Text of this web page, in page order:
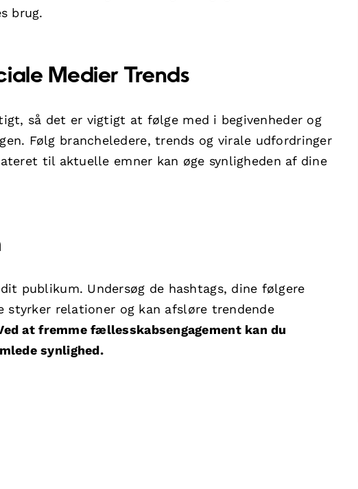
brug.
Medier Trends
så det er vigtigt at følge med i begivenheder og
Følg brancheledere, trends og virale udfordringer
til aktuelle emner kan øge synligheden af dine
publikum. Undersøg de hashtags, dine følgere
styrker relationer og kan afsløre trendende
at fremme fællesskabsengagement kan du
synlighed.